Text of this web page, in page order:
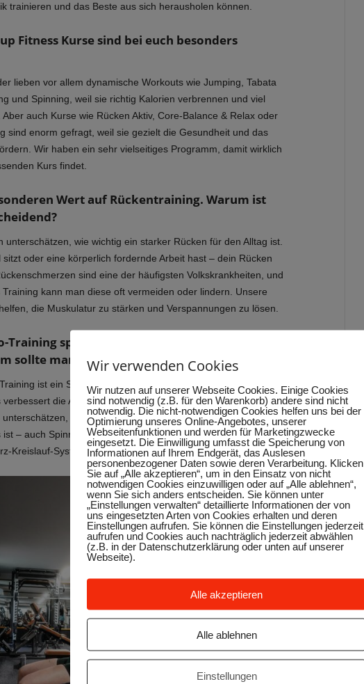
trainieren und das Beste aus sich herausholen können.
Fitness Kurse sind bei euch besonders
lieben vor allem dynamische Workouts wie Jumping, Tabata
und Spinning, weil sie richtig Kalorien verbrennen und viel
auch Kurse wie Rücken Aktiv, Core-Balance & Relax oder
sind enorm gefragt, weil sie gezielt die Gesundheit und das
Wir haben ein sehr vielseitiges Programm, damit wirklich
Kurs findet.
Wert auf Rückentraining. Warum ist
unterschätzen, wie wichtig ein starker Rücken für den Alltag ist.
sitzt oder eine körperlich fordernde Arbeit hast – dein Rücken
sind eine der häufigsten Volkskrankheiten, und
kann man diese oft vermeiden oder lindern. Unsere
die Muskulatur zu stärken und Verspannungen zu lösen.
Training spielt in deinem Studio eine wichtige
sollte man darauf nicht verzichten?
ist ein Schüssel zur allgemeinen Fitness und
verbessert die Ausdauer, reguliert den Blutdruck und unterstützt
dass Cardiotraining nicht nur etwas für
ist – auch Spinning oder intensive Group Fitness Workouts
Kreislauf-System effektiv fordern.
Wir verwenden Cookies
Wir nutzen auf unserer Webseite Cookies. Einige Cookies
sind notwendig (z.B. für den Warenkorb) andere sind nicht
notwendig. Die nicht-notwendigen Cookies helfen uns bei der
Optimierung unseres Online-Angebotes, unserer
Webseitenfunktionen und werden für Marketingzwecke
eingesetzt. Die Einwilligung umfasst die Speicherung von
Informationen auf Ihrem Endgerät, das Auslesen
personenbezogener Daten sowie deren Verarbeitung. Klicken
Sie auf „Alle akzeptieren“, um in den Einsatz von nicht
notwendigen Cookies einzuwilligen oder auf „Alle ablehnen“,
wenn Sie sich anders entscheiden. Sie können unter
„Einstellungen verwalten“ detaillierte Informationen der von
uns eingesetzten Arten von Cookies erhalten und deren
Einstellungen aufrufen. Sie können die Einstellungen jederzeit
aufrufen und Cookies auch nachträglich jederzeit abwählen
(z.B. in der Datenschutzerklärung oder unten auf unserer
Webseite).
Alle akzeptieren
Alle ablehnen
Einstellungen